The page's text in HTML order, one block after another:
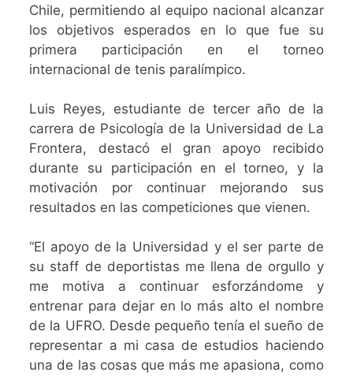
Chile, permitiendo al equipo nacional alcanzar
los objetivos esperados en lo que fue su
primera participación en el torneo
internacional de tenis paralímpico.
Luis Reyes, estudiante de tercer año de la
carrera de Psicología de la Universidad de La
Frontera, destacó el gran apoyo recibido
durante su participación en el torneo, y la
motivación por continuar mejorando sus
resultados en las competiciones que vienen.
“El apoyo de la Universidad y el ser parte de
su staff de deportistas me llena de orgullo y
me motiva a continuar esforzándome y
entrenar para dejar en lo más alto el nombre
de la UFRO. Desde pequeño tenía el sueño de
representar a mi casa de estudios haciendo
una de las cosas que más me apasiona, como